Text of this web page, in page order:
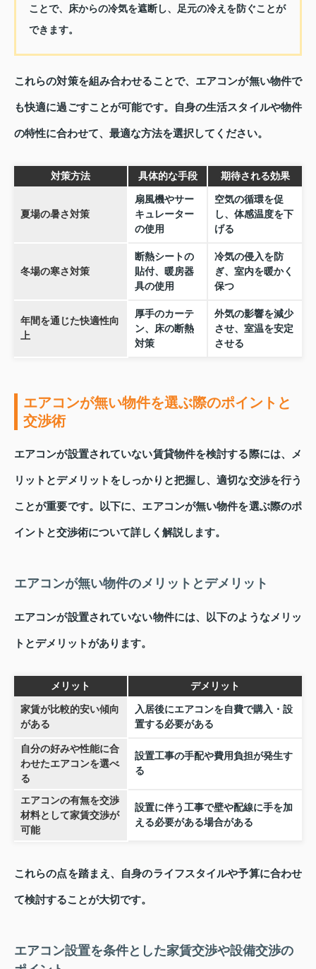
ことで、床からの冷気を遮断し、足元の冷えを防ぐことが
できます。
これらの対策を組み合わせることで、エアコンが無い物件で
も快適に過ごすことが可能です。自身の生活スタイルや物件
の特性に合わせて、最適な方法を選択してください。
対策方法 具体的な手段 期待される効果
夏場の暑さ対策
扇風機やサー
キュレーター
の使用
空気の循環を促
し、体感温度を下
げる
冬場の寒さ対策
断熱シートの
貼付、暖房器
具の使用
冷気の侵入を防
ぎ、室内を暖かく
保つ
年間を通じた快適性向
上
厚手のカーテ
ン、床の断熱
対策
外気の影響を減少
させ、室温を安定
させる
エアコンが無い物件を選ぶ際のポイントと
交渉術
エアコンが設置されていない賃貸物件を検討する際には、メ
リットとデメリットをしっかりと把握し、適切な交渉を行う
ことが重要です。以下に、エアコンが無い物件を選ぶ際のポ
イントと交渉術について詳しく解説します。
エアコンが無い物件のメリットとデメリット
エアコンが設置されていない物件には、以下のようなメリッ
トとデメリットがあります。
メリット デメリット
家賃が比較的安い傾向
がある
入居後にエアコンを自費で購入・設
置する必要がある
自分の好みや性能に合
わせたエアコンを選べ
る
設置工事の手配や費用負担が発生す
る
エアコンの有無を交渉
材料として家賃交渉が
可能
設置に伴う工事で壁や配線に手を加
える必要がある場合がある
これらの点を踏まえ、自身のライフスタイルや予算に合わせ
て検討することが大切です。
エアコン設置を条件とした家賃交渉や設備交渉の